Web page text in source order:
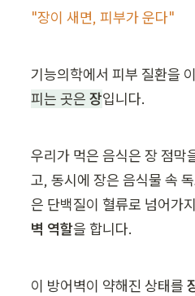
"장이 새면, 피부가 운다"
기능의학에서 피부 질환을
피는 곳은 장입니다.
우리가 먹은 음식은 장 점막
고, 동시에 장은 음식물 속
은 단백질이 혈류로 넘어가
벽 역할을 합니다.
이 방어벽이 약해진 상태를